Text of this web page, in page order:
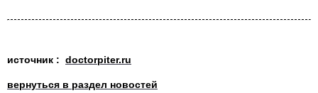
источник : doctorpiter.ru
вернуться в раздел новостей